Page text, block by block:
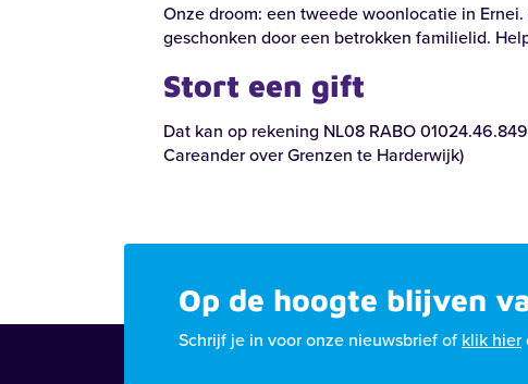
Onze droom: een tweede woonlocatie in
geschonken door een betrokken familielid.
Stort een gift
Dat kan op rekening NL08 RABO
Careander over Grenzen te Harderwijk)
Op de hoogte blijven
Schrijf je in voor onze nieuwsbrief of klik hier